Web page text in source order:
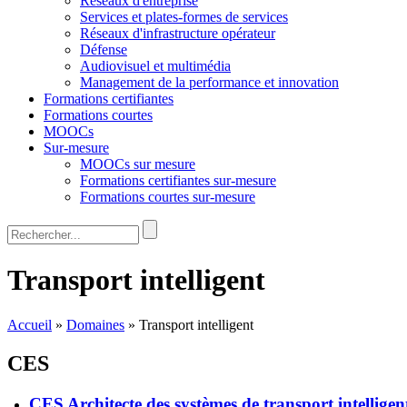
Services et plates-formes de services
Réseaux d'infrastructure opérateur
Défense
Audiovisuel et multimédia
Management de la performance et innovation
Formations certifiantes
Formations courtes
MOOCs
Sur-mesure
MOOCs sur mesure
Formations certifiantes sur-mesure
Formations courtes sur-mesure
Formulaire de recherche
Rechercher
Transport intelligent
Accueil » Domaines » Transport intelligent
CES